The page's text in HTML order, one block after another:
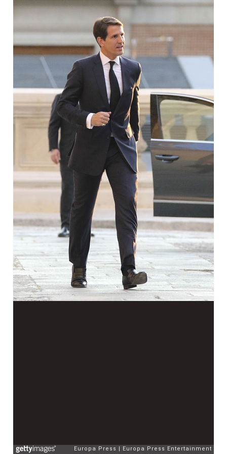
Europa Press Europa Press Entertainment